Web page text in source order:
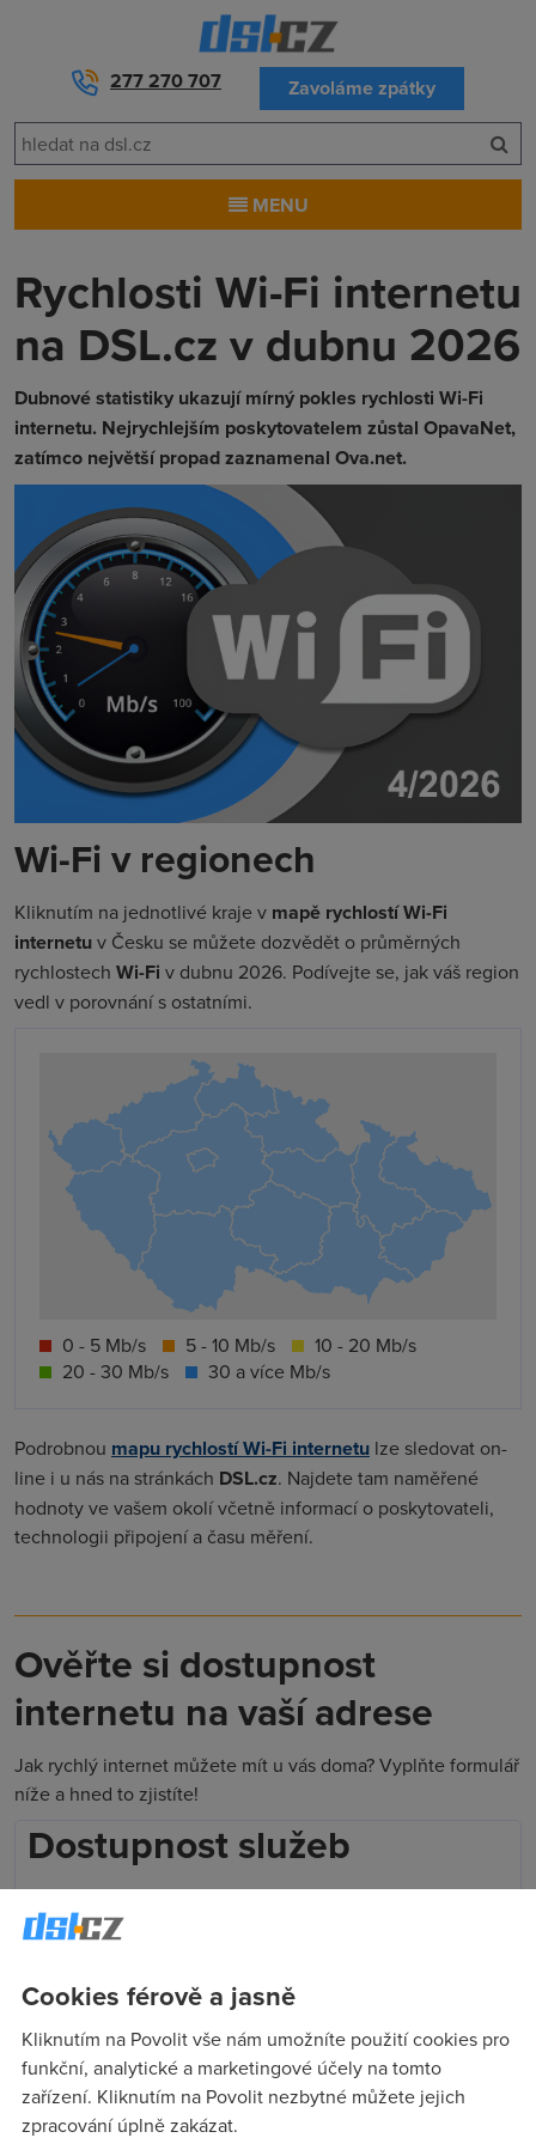
277 270 707 Zavoláme zpátky
MENU
Rychlosti Wi-Fi internetu
na DSL.cz v dubnu 2026
Dubnové statistiky ukazují mírný pokles rychlosti Wi-Fi
internetu. Nejrychlejším poskytovatelem zůstal OpavaNet,
zatímco největší propad zaznamenal Ova.net.
Wi-Fi v regionech
Kliknutím na jednotlivé kraje v mapě rychlostí Wi-Fi
internetuv Česku se můžete dozvědět o průměrných
rychlostech Wi-Fi v dubnu 2026. Podívejte se, jak váš region
vedl v porovnání s ostatními.
0 - 5 Mb/s 5 - 10 Mb/s
10 - 20 Mb/s
20 - 30 Mb/s
30 a více Mb/s
Podrobnou mapu rychlostí Wi-Fi internetu lze sledovat on-
line i u nás na stránkách DSL.cz. Najdete tam naměřené
hodnoty ve vašem okolí včetně informací o poskytovateli,
technologii připojení a času měření.
Ověřte si dostupnost
internetu na vaší adrese
Jak rychlý internet můžete mít u vás doma? Vyplňte formulář
níže a hned to zjistíte!
Dostupnost služeb
Zadejte ulici, číslo popisné, obec a použijte našeptávač.
Telefon*
Vaše osobní údaje zpracováváme v souladu s
Cookies férově a jasně
Kliknutím na Povolit vše nám umožníte použití cookies pro
funkční, analytické a marketingové účely na tomto
zařízení. Kliknutím na Povolit nezbytné můžete jejich
zpracování úplně zakázat.